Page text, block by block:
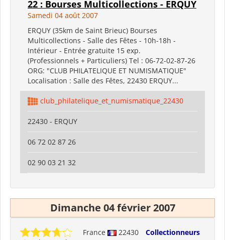
22 : Bourses Multicollections - ERQUY
Samedi 04 août 2007
ERQUY (35km de Saint Brieuc) Bourses
Multicollections - Salle des Fêtes - 10h-18h -
Intérieur - Entrée gratuite 15 exp.
(Professionnels + Particuliers) Tel : 06-72-02-87-26
ORG: "CLUB PHILATELIQUE ET NUMISMATIQUE"
Localisation : Salle des Fêtes, 22430 ERQUY...
club_philatelique_et_numismatique_22430
22430 - ERQUY
06 72 02 87 26
02 90 03 21 32
Dimanche 04 février 2007
France 22430
Collectionneurs